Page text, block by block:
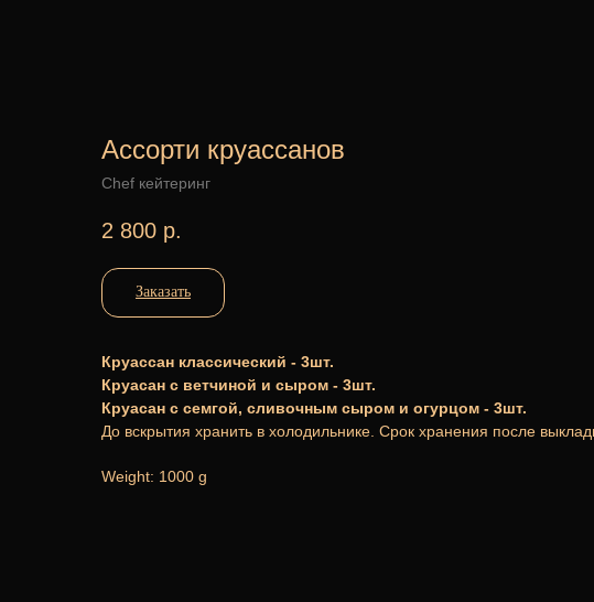
Ассорти круассанов
Chef кейтеринг
2 800 р.
Заказать
Круассан классический - 3шт.
Круасан с ветчиной и сыром - 3шт.
Круасан с семгой, сливочным сыром и огурцом - 3шт.
До вскрытия хранить в холодильнике. Срок хранения после
Weight: 1000 g